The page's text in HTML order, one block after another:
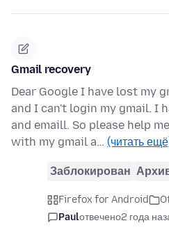
Gmail recovery
Dear Google I have lost my
and I can't login my gmail. I
and emaill. So please help
with my gmail a… (читать
Заблокирован
Firefox for Android
Paulотвечено2 года